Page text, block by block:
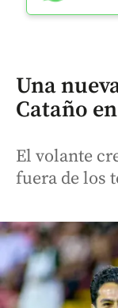
Una
Cataño
El volante
fuera de los